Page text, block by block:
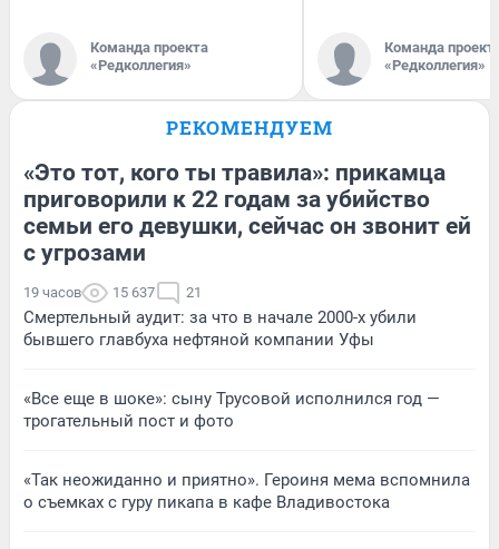
Команда проекта
«Редколлегия»
Команда
«Редколлегия»
РЕКОМЕНДУЕМ
«Это тот, кого ты травила»: прикамца
приговорили к 22 годам за убийство
семьи его девушки, сейчас он звонит ей
с угрозами
19 часов 15 637 21
Смертельный аудит: за что в начале 2000-х убили
бывшего главбуха нефтяной компании Уфы
«Все еще в шоке»: сыну Трусовой исполнился год —
трогательный пост и фото
«Так неожиданно и приятно». Героиня мема вспомнила
о съемках с гуру пикапа в кафе Владивостока